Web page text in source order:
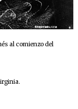
al comienzo del